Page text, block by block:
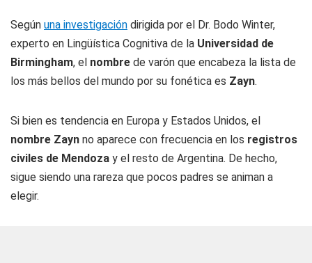
Según una investigación dirigida por el Dr. Bodo Winter,
experto en Lingüística Cognitiva de la Universidad de
Birmingham, el nombre de varón que encabeza la lista de
los más bellos del mundo por su fonética es Zayn.
Si bien es tendencia en Europa y Estados Unidos, el
nombre Zayn no aparece con frecuencia en los registros
civiles de Mendoza y el resto de Argentina. De hecho,
sigue siendo una rareza que pocos padres se animan a
elegir.